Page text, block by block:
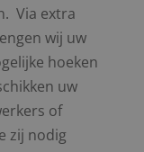
Via extra
wij uw
hoeken
uw
of
zij nodig